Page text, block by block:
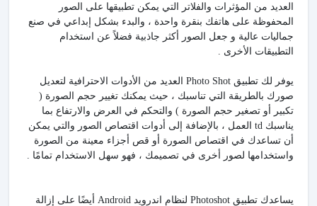
العديد من المؤثرات والفلاتر التي يمكن تطبيقها على الصور
المحفوظة على هاتفك بنقرة واحدة ، والبدء بشكل إبداعي في صنع
جماليات عالية و جعل الصور أكثر جاذبية فضلاً عن استخدام
التطبيقات الأخرى .
يوفر لك تطبيق Photo Shot العديد من الأدوات الاحترافية لتعديل
صورك بالطريقة التي تناسبك ، حيث يمكنك تغيير حجم الصورة (
تكبير أو تصغير حجم الصورة ) والتحكم في العرض والارتفاع بما
يناسبك td العمل ، بالإضافة إلى أدوات اقتصاص الصور والتي يمكن
أن تساعدك في اقتصاص الصورة أو قص أجزاء معينة من الصورة
واستخدامها لصور أخرى في تصميمك ، فهو سهل الاستخدام تمامًا .
يساعدك تطبيق Photoshot لنظام اندرويد Android أيضًا على إزالة